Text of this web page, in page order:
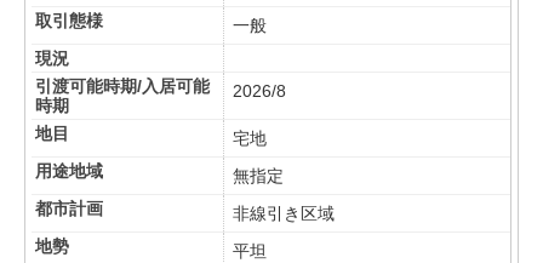
取引態様
一般
現況
引渡可能時期/入居可能
時期
2026/8
地目
宅地
用途地域
無指定
都市計画
非線引き区域
地勢
平坦